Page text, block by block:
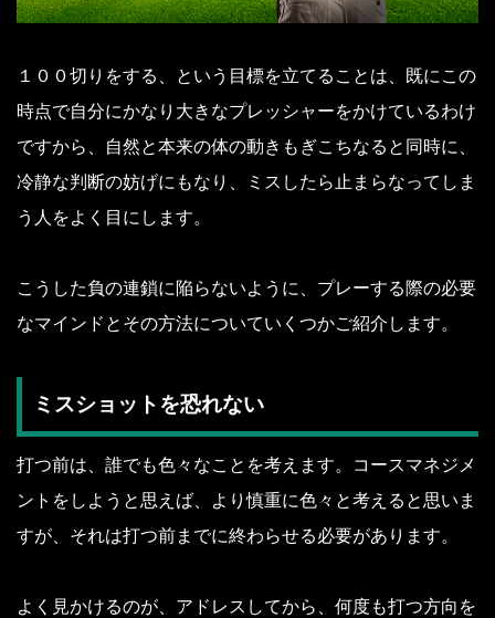
１００切りをする、という目標を立てることは、既にこの
時点で自分にかなり大きなプレッシャーをかけているわけ
ですから、自然と本来の体の動きもぎこちなると同時に、
冷静な判断の妨げにもなり、ミスしたら止まらなってしま
う人をよく目にします。
こうした負の連鎖に陥らないように、プレーする際の必要
なマインドとその方法についていくつかご紹介します。
ミスショットを恐れない
打つ前は、誰でも色々なことを考えます。コースマネジメ
ントをしようと思えば、より慎重に色々と考えると思いま
すが、それは打つ前までに終わらせる必要があります。
よく見かけるのが、アドレスしてから、何度も打つ方向を